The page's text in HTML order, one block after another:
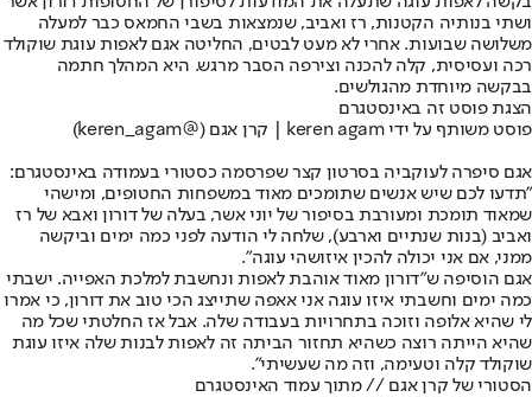
ושתי בנותיה הקטנות, רז ואביב, שנמצאות בשבי החמאס כבר למעלה
משלושה שבועות. אחרי לא מעט לבטים, החליטה אגם לאפות עוגת שוקולד
רכה ועסיסית, קלה להכנה וצירפה הסבר מרגש. היא המהלך חתמה
בבקשה מיוחדת מהגולשים.
הצגת פוסט זה באינסטגרם
פוסט משותף על ידי ‏‎keren agam | קרן אגם‎‏ (@‏‎keren_agam‎‏)
אגם סיפרה לעוקביה בסרטון קצר שפרסמה כסטורי בעמודה באינסטגרם:
"תדעו לכם שיש אנשים שתומכים מאוד במשפחות החטופים, ומישהי
שמאוד תומכת ומעורבת בסיפור של יוני אשר, בעלה של דורון ואבא של רז
ואביב (בנות שנתיים וארבע), שלחה לי הודעה לפני כמה ימים וביקשה
ממני, אם אני יכולה להכין איזושהי עוגה".
אגם הוסיפה ש"דורון מאוד אוהבת לאפות ונחשבת למלכת האפייה. ישבתי
כמה ימים וחשבתי איזו עוגה אני אאפה שתייצג הכי טוב את דורון, כי אמרו
לי שהיא אלופה וזוכה בתחרויות בעבודה שלה. אבל אז החלטתי שכל מה
שהיא הייתה רוצה כשהיא תחזור הביתה זה לאפות לבנות שלה איזו עוגת
שוקולד קלה וטעימה, וזה מה שעשיתי".
הסטורי של קרן אגם // מתוך עמוד האינסטגרם